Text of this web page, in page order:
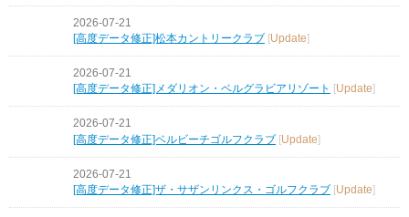
2026-07-21
[高度データ修正]松本カントリークラブ [Update]
2026-07-21
[高度データ修正]メダリオン・ベルグラビアリゾート
Update
2026-07-21
[高度データ修正]ベルビーチゴルフクラブ [Update]
2026-07-21
[高度データ修正]ザ・サザンリンクス・ゴルフクラブ
Update